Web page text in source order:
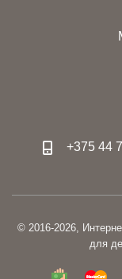
+375 44
© 2016-2026,
для